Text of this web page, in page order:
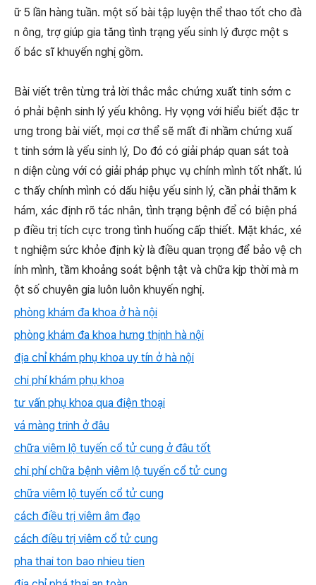
ữ 5 lần hàng tuần. một số bài tập luyện thể thao tốt cho đà
n ông, trợ giúp gia tăng tình trạng yếu sinh lý được một s
ố bác sĩ khuyến nghị gồm.
Bài viết trên từng trả lời thắc mắc chứng xuất tinh sớm c
ó phải bệnh sinh lý yếu không. Hy vọng với hiểu biết đặc tr
ưng trong bài viết, mọi cơ thể sẽ mất đi nhầm chứng xuấ
t tinh sớm là yếu sinh lý, Do đó có giải pháp quan sát toà
n diện cùng với có giải pháp phục vụ chính mình tốt nhất. lú
c thấy chính mình có dấu hiệu yếu sinh lý, cần phải thăm k
hám, xác định rõ tác nhân, tình trạng bệnh để có biện phá
p điều trị tích cực trong tình huống cấp thiết. Mặt khác, xé
t nghiệm sức khỏe định kỳ là điều quan trọng để bảo vệ ch
ính mình, tầm khoảng soát bệnh tật và chữa kịp thời mà m
ột số chuyên gia luôn luôn khuyến nghị.
phòng khám đa khoa ở hà nội
phòng khám đa khoa hưng thịnh hà nội
địa chỉ khám phụ khoa uy tín ở hà nội
chi phí khám phụ khoa
tư vấn phụ khoa qua điện thoại
vá màng trinh ở đâu
chữa viêm lộ tuyến cổ tử cung ở đâu tốt
chi phí chữa bệnh viêm lộ tuyến cổ tử cung
chữa viêm lộ tuyến cổ tử cung
cách điều trị viêm âm đạo
cách điều trị viêm cổ tử cung
pha thai ton bao nhieu tien